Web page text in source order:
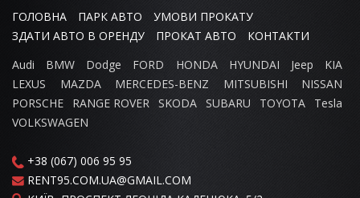
ГОЛОВНА ПАРК АВТО
УМОВИ ПРОКАТУ
ЗДАТИ АВТО В ОРЕНДУ
ПРОКАТ АВТО
КОНТАКТИ
Audi
BMW Dodge FORD HONDA HYUNDAI Jeep
KIA
LEXUS
MAZDA MERCEDES-BENZ MITSUBISHI
NISSAN
PORSCHE
RANGE ROVER SKODA SUBARU TOYOTA
Tesla
VOLKSWAGEN
+38 (067) 006 95 95
RENT95.COM.UA@GMAIL.COM